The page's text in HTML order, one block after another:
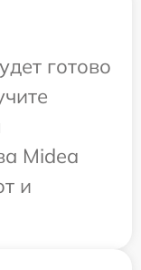
готово
Midea
и